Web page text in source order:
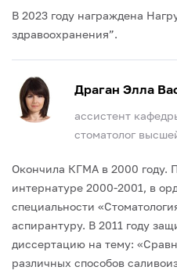
В 2023 году награждена
здравоохранения”.
Драган Элла
ассистент
стоматолог
Окончила КГМА в 2000 году.
интернатуре 2000-2001, в
специальности
аспирантуру. В 2011 году
диссертацию на тему:
различных способов